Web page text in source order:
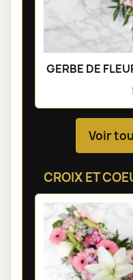
GERBE DE
Voir
CROIX ET